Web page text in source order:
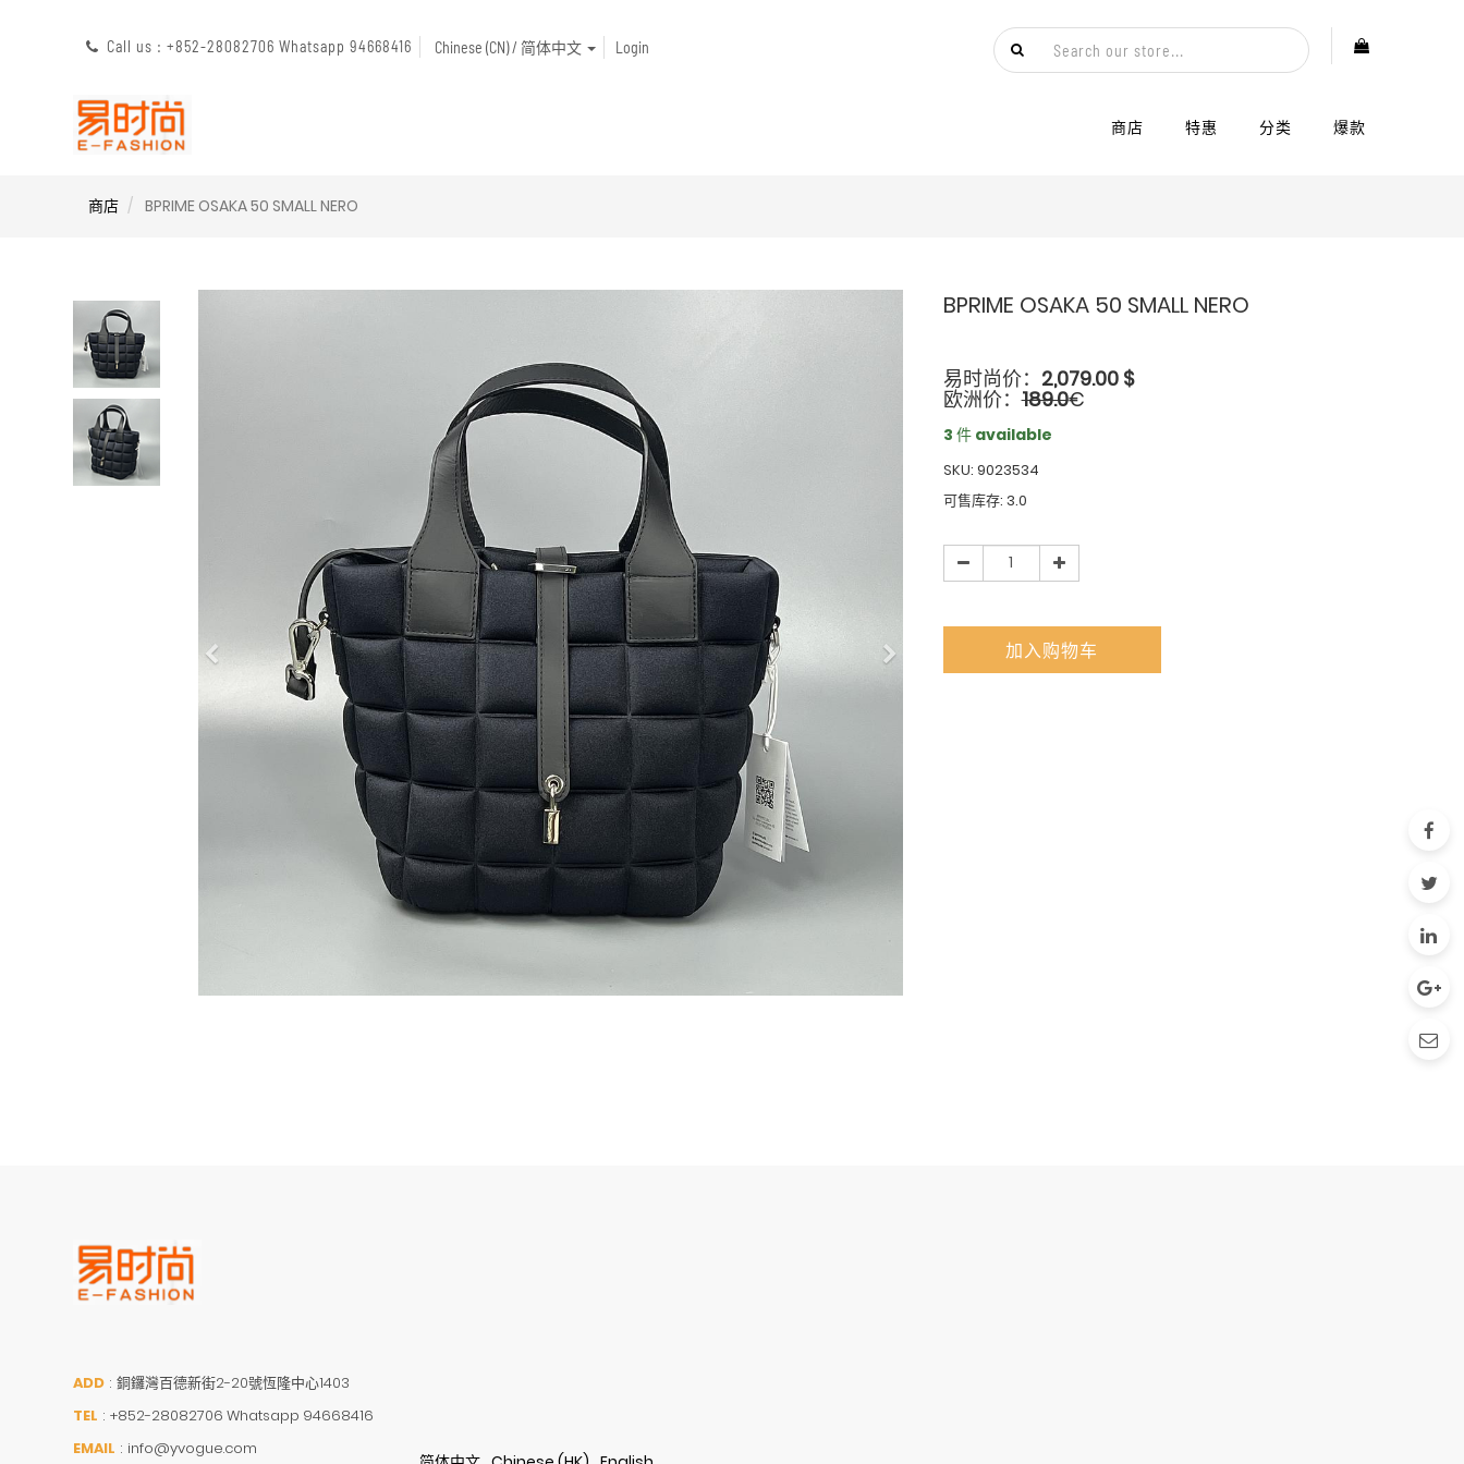
Call us : +852-28082706 Whatsapp 94668416 Chinese (CN) / 简体中文 Login
商店 特惠 分类 爆款
商店 BPRIME OSAKA 50 SMALL NERO
Previous Next
BPRIME OSAKA 50 SMALL NERO
易时尚价： 2,079.00$
欧洲价：189.0€
3 件 available
SKU: 9023534
可售库存: 3.0
加入购物车
ADD : 銅鑼灣百德新街2-20號恆隆中心1403
TEL : +852-28082706 Whatsapp 94668416
EMAIL : info@yvogue.com